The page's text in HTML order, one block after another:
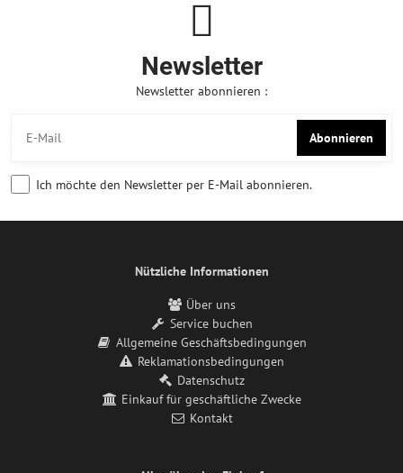
Newsletter
Newsletter abonnieren :
Abonnieren
Ich möchte den Newsletter per E-Mail abonnieren.
Nützliche Informationen
Über uns
Service buchen
Allgemeine Geschäftsbedingungen
Reklamationsbedingungen
Datenschutz
Einkauf für geschäftliche Zwecke
Kontakt